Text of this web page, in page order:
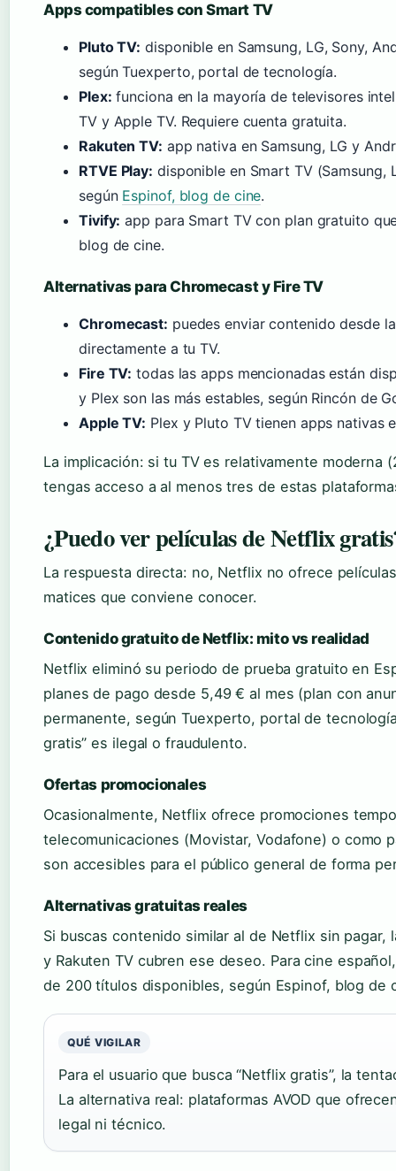
Apps compatibles con Smart TV
Pluto TV: disponible en Samsung, LG, Sony,
según Tuexperto, portal de tecnología.
Plex: funciona en la mayoría de televisores
TV y Apple TV. Requiere cuenta gratuita.
Rakuten TV: app nativa en Samsung, LG y
RTVE Play: disponible en Smart TV
según Espinof, blog de cine.
Tivify: app para Smart TV con plan gratuito
blog de cine.
Alternativas para Chromecast y Fire TV
Chromecast: puedes enviar contenido desde
directamente a tu TV.
Fire TV: todas las apps mencionadas están
y Plex son las más estables, según Rincón de
Apple TV: Plex y Pluto TV tienen apps nativas
La implicación: si tu TV es relativamente moderna
tengas acceso a al menos tres de estas
¿Puedo ver películas de Netflix
La respuesta directa: no, Netflix no ofrece
matices que conviene conocer.
Contenido gratuito de Netflix: mito vs realidad
Netflix eliminó su periodo de prueba gratuito en
planes de pago desde 5,49 € al mes (plan con
permanente, según Tuexperto, portal de
gratis” es ilegal o fraudulento.
Ofertas promocionales
Ocasionalmente, Netflix ofrece promociones
telecomunicaciones (Movistar, Vodafone) o como
son accesibles para el público general de forma
Alternativas gratuitas reales
Si buscas contenido similar al de Netflix sin pagar,
y Rakuten TV cubren ese deseo. Para cine
de 200 títulos disponibles, según Espinof, blog de
QUÉ VIGILAR
Para el usuario que busca “Netflix gratis”, la
La alternativa real: plataformas AVOD que
legal ni técnico.